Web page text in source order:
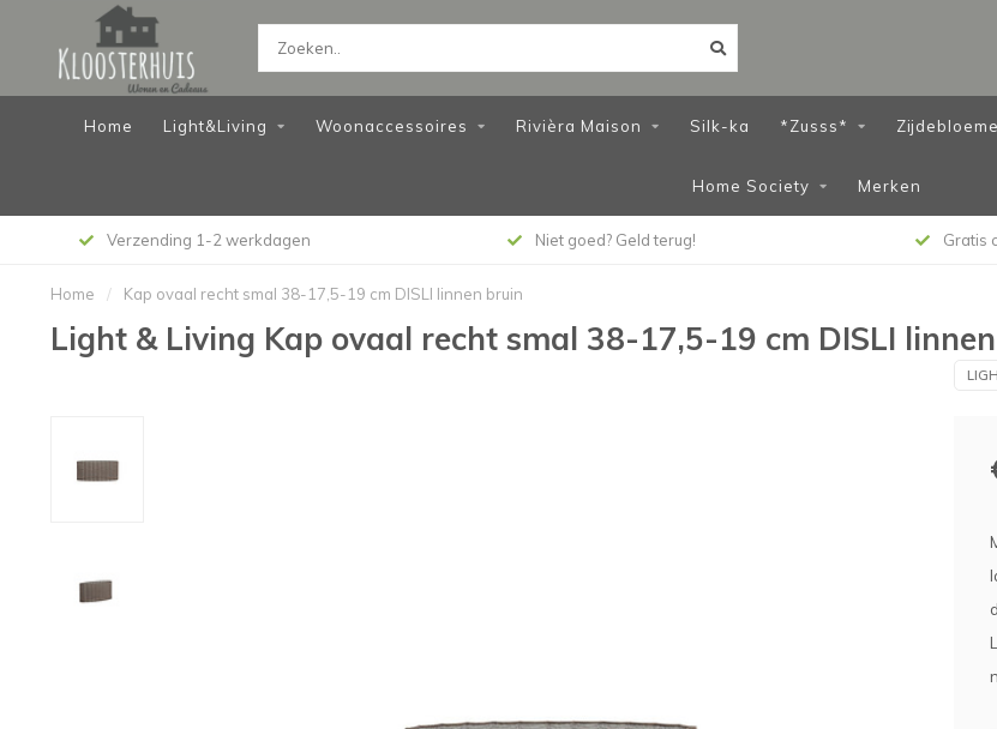
Home Light&Living Woonaccessoires Rivièra Maison Silk-ka *Zusss*
Home Society Merken
Verzending 1-2 werkdagen Niet goed? Geld terug! Gratis
Home / Kap ovaal recht smal 38-17,5-19 cm DISLI linnen bruin
Light & Living Kap ovaal recht smal 38-17,5-19 cm DISLI